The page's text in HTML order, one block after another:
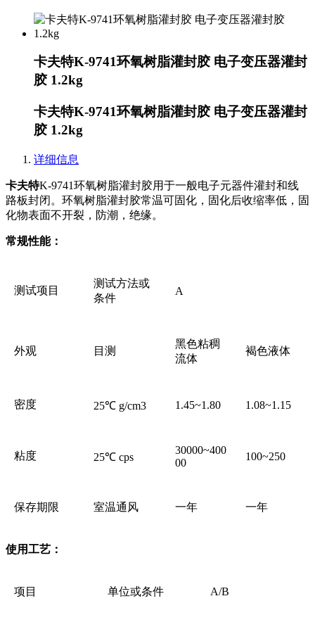
卡夫特K-9741环氧树脂灌封胶 电子变压器灌封
胶 1.2kg
卡夫特K-9741环氧树脂灌封胶 电子变压器灌封
胶 1.2kg
详细信息
卡夫特K-9741环氧树脂灌封胶用于一般电子元器件灌封和线
路板封闭。环氧树脂灌封胶常温可固化，固化后收缩率低，固
化物表面不开裂，防潮，绝缘。
常规性能：
测试项目
测试方法或
条件
A
外观 目测
黑色粘稠
流体
褐色液体
密度 25℃ g/cm3 1.45~1.80 1.08~1.15
粘度 25℃ cps
30000~400
00
100~250
保存期限 室温通风 一年 一年
使用工艺：
项目 单位或条件 A/B